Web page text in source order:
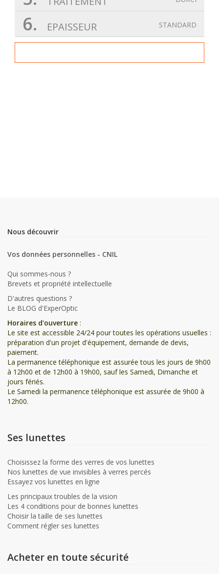
STANDARD
6. EPAISSEUR
Nous découvrir
Vos données personnelles - CNIL
Qui sommes-nous ?
Brevets et propriété intellectuelle
D'autres questions ?
Le BLOG d'ExperOptic
Horaires d'ouverture :
Le site est accessible 24/24 pour toutes les opérations usuelles :
préparation d'un projet d'équipement, demande de devis,
paiement.
La permanence téléphonique est assurée tous les jours de 9h00
à 12h00 et de 12h00 à 19h00, sauf les Samedi, Dimanche et
jours fériés.
Le Samedi la permanence téléphonique est assurée de 9h00 à
12h00.
Ses lunettes
Choisissez la forme des verres de vos lunettes
Nos lunettes de vue invisibles à verres percés
Essayez vos lunettes en ligne
Les principaux troubles de la vision
Les 4 conditions pour de bonnes lunettes
Choisir la taille de ses lunettes
Comment régler ses lunettes
Acheter en toute sécurité